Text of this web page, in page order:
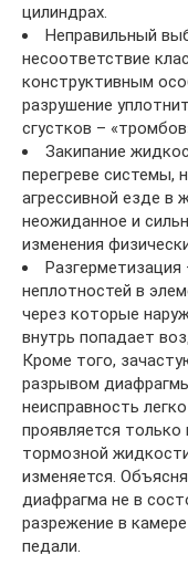
цилиндрах.
Неправильный
несоответствие
конструктивным
разрушение
сгустков –
Закипание
перегреве системы,
агрессивной езде в
неожиданное и
изменения
неплотностей в
через которые
внутрь попадает
Кроме того,
разрывом
неисправность
проявляется
тормозной
изменяется.
диафрагма не в
разрежение в
педали.